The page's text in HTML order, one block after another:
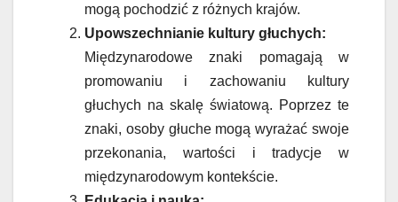
mogą pochodzić z różnych krajów.
Upowszechnianie kultury głuchych:
Międzynarodowe znaki pomagają w
promowaniu i zachowaniu kultury
głuchych na skalę światową. Poprzez te
znaki, osoby głuche mogą wyrażać swoje
przekonania, wartości i tradycje w
międzynarodowym kontekście.